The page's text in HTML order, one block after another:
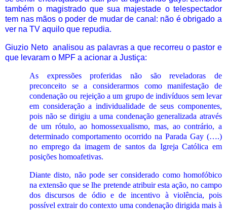
também o magistrado que sua majestade o telespectador
tem nas mãos o poder de mudar de canal: não é obrigado a
ver na TV aquilo que repudia.
Giuzio Neto analisou as palavras a que recorreu o pastor e
que levaram o MPF a acionar a Justiça:
As expressões proferidas não são reveladoras de
preconceito se a considerarmos como manifestação de
condenação ou rejeição a um grupo de indivíduos sem levar
em consideração a individualidade de seus componentes,
pois não se dirigiu a uma condenação generalizada através
de um rótulo, ao homossexualismo, mas, ao contrário, a
determinado comportamento ocorrido na Parada Gay (….)
no emprego da imagem de santos da Igreja Católica em
posições homoafetivas.
Diante disto, não pode ser considerado como homofóbico
na extensão que se lhe pretende atribuir esta ação, no campo
dos discursos de ódio e de incentivo à violência, pois
possível extrair do contexto uma condenação dirigida mais à